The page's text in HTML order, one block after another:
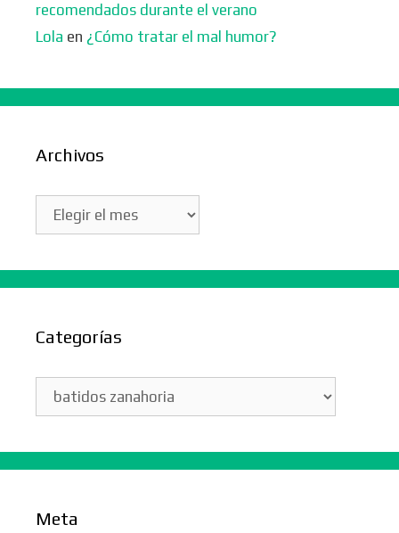
recomendados durante el verano
Lola en ¿Cómo tratar el mal humor?
Archivos
Archivos
Categorías
Categorías
Meta